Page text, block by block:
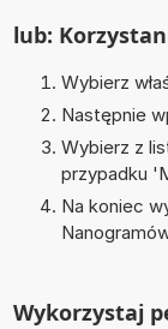
lub:
Wybierz
Następnie
Wybierz z
przypadku '
Na koniec
Wykorzystaj